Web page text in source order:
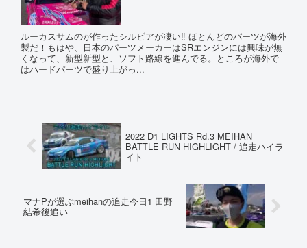
ルーカスサムのが作ったシルビアが凄い‼️ ほとんどのパーツが海外
製だ！もはや、日本のパーツメーカーはSRエンジンには興味が無
くなって、新型新型と、ソフト路線を進んでる。ところが海外で
はハードパーツで盛り上がっ...
2022 D1 LIGHTS Rd.3 MEIHAN
BATTLE RUN HIGHLIGHT / 追走ハイラ
イト
マナPが選ぶmeihanの追走今日1 田野
結希後追い